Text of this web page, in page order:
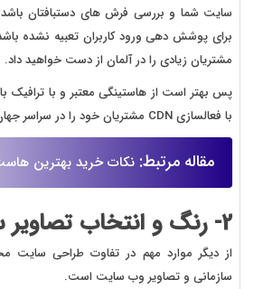
سایت شما و بررسی فرش های دستبافتان باشد
برای پوشش دهی ورود کاربران تعبیه نشده
مشتریان زیادی را در آلمان از دست خواهید داد.
پس بهتر است از هاستینگی معتبر و با ترافیک
با فعالسازی CDN مشتریان خود را در سراسر جهان جذب نمایید.
مقاله مرتبط: نکات خرید بهترین
2- رنگ و انتخاب تصاویر سایت
از دیگر موارد مهم در تفاوت طراحی سایت
سازمانی و تصاویر وب سایت است.